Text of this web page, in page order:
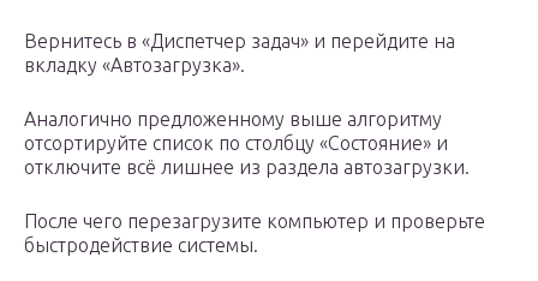
Вернитесь в «Диспетчер задач» и перейдите на
вкладку «Автозагрузка».
Аналогично предложенному выше алгоритму
отсортируйте список по столбцу «Состояние» и
отключите всё лишнее из раздела автозагрузки.
После чего перезагрузите компьютер и проверьте
быстродействие системы.